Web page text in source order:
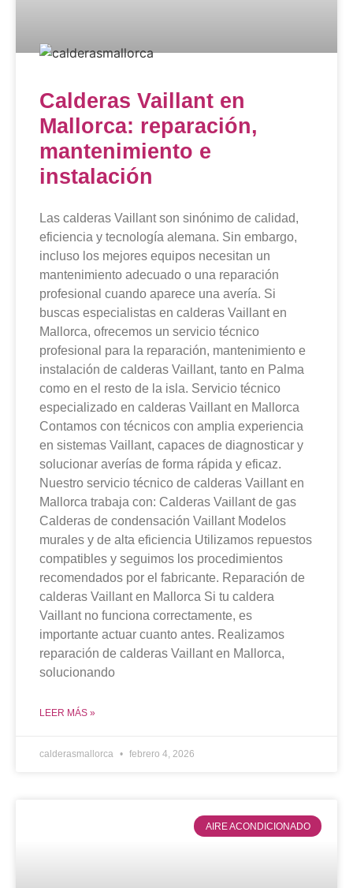
Calderas Vaillant en
Mallorca: reparación,
mantenimiento e
instalación
Las calderas Vaillant son sinónimo de calidad,
eficiencia y tecnología alemana. Sin embargo,
incluso los mejores equipos necesitan un
mantenimiento adecuado o una reparación
profesional cuando aparece una avería. Si
buscas especialistas en calderas Vaillant en
Mallorca, ofrecemos un servicio técnico
profesional para la reparación, mantenimiento e
instalación de calderas Vaillant, tanto en Palma
como en el resto de la isla. Servicio técnico
especializado en calderas Vaillant en Mallorca
Contamos con técnicos con amplia experiencia
en sistemas Vaillant, capaces de diagnosticar y
solucionar averías de forma rápida y eficaz.
Nuestro servicio técnico de calderas Vaillant en
Mallorca trabaja con: Calderas Vaillant de gas
Calderas de condensación Vaillant Modelos
murales y de alta eficiencia Utilizamos repuestos
compatibles y seguimos los procedimientos
recomendados por el fabricante. Reparación de
calderas Vaillant en Mallorca Si tu caldera
Vaillant no funciona correctamente, es
importante actuar cuanto antes. Realizamos
reparación de calderas Vaillant en Mallorca,
solucionando
LEER MÁS »
calderasmallorca febrero 4, 2026
AIRE ACONDICIONADO